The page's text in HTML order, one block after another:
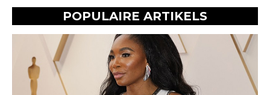
POPULAIRE ARTIKELS